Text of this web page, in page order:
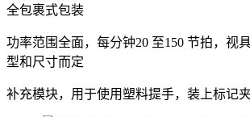
全包裹式包装
功率范围全面，每分钟20 至150 节拍，视
型和尺寸而定
补充模块，用于使用塑料提手，装上标记